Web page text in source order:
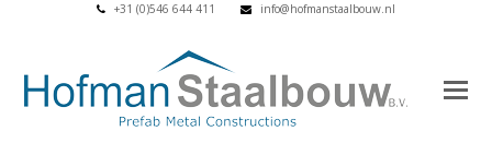
+31 (0)546 644 411 info@hofmanstaalbouw.nl